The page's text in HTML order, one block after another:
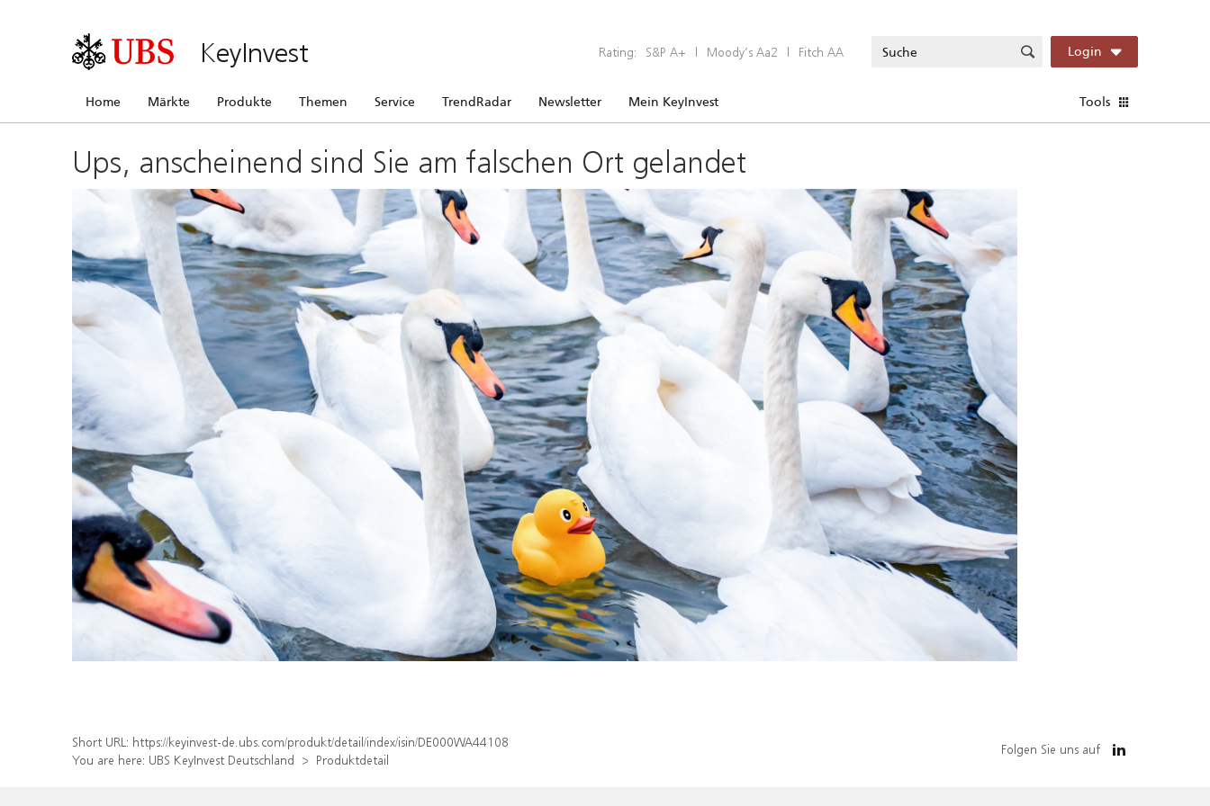
KeyInvest Rating: S&P A+ | Moody’s Aa2 | Fitch AA Login
Home Märkte Produkte Themen Service TrendRadar Newsletter Mein KeyInvest Tools
Ups, anscheinend sind Sie am falschen Ort gelandet
Short URL: https://keyinvest-de.ubs.com/produkt/detail/index/isin/DE000WA44108
You are here: UBS KeyInvest Deutschland Produktdetail
Folgen Sie uns auf